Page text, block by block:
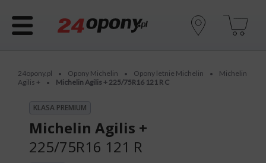
24opony.pl • Opony Michelin • Opony letnie Michelin •
Michelin
Agilis +
• Michelin Agilis + 225/75R16 121 R C
KLASA PREMIUM
Michelin Agilis +
225/75R16 121 R